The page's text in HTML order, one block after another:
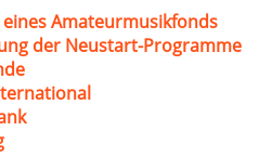
Amateurmusikfonds
der Neustart-Programme